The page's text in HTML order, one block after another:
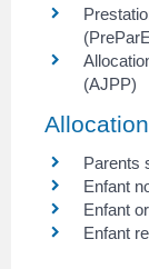
(AJPP)
Parents
Enfant
Enfant
Enfant